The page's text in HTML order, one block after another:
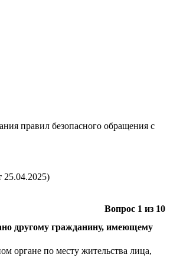
правил безопасного обращения с
25.04.2025)
Вопрос 1 из 10
другому гражданину, имеющему
органе по месту жительства лица,